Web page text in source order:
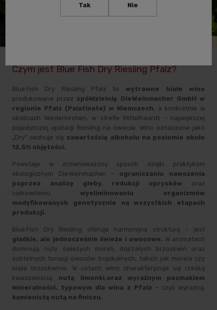
Czym jest Blue Fish Dry Riesling Pfalz?
Blue Fish Dry Riesling Pfalz to wytrawne białe wino
produkowane przez spółdzielnię Die Weinmacher GmbH w
regionie Pfalz (Palatinate) w Niemczech, a konkretnie w
okolicach Niederkirchen, w strefie Mittelhaardt – największej
pojedynczej apelacji Riesling na świecie. Wino oznaczone jako
„Dry” cechuje się zawartością alkoholu na poziomie około
12,5% objętości.
Powstaje w zrównoważony sposób dzięki praktykom
ekologicznym Die Weinmacher – ograniczaniu nawożenia
poprzez analizę gleby,
redukcji oprysków oraz
całkowitemu wyeliminowaniu organizmów
modyfikowanych genetycznie na wszystkich etapach
produkcji.
Blue Fish Dry Riesling oferuje harmonijną strukturę – jest
gładkie, ale jednocześnie świeże i owocowe. W aromatach
dominują nuty świeżych moreli, dojrzałych brzoskwiń oraz
subtelnych tonacji owoców tropikalnych, takich jak morela czy
białe brzoskwinie. W ustach wino charakteryzuje się rześką
kwasowością, nutą limonki,oraz wyraźnym posmakiem
mineralności, typowym dla wina z Pfalz – czyli wyraźną,
kamienistą nutą na finiszu.
Tak Nie